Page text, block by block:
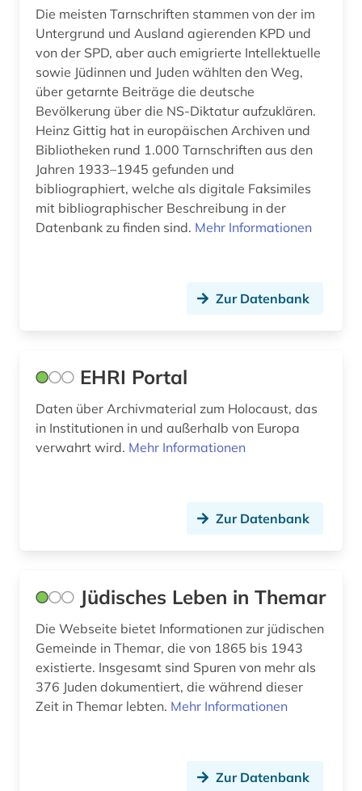
Die meisten Tarnschriften stammen von der im
Untergrund und Ausland agierenden KPD und
von der SPD, aber auch emigrierte Intellektuelle
sowie Jüdinnen und Juden wählten den Weg,
über getarnte Beiträge die deutsche
Bevölkerung über die NS-Diktatur aufzuklären.
Heinz Gittig hat in europäischen Archiven und
Bibliotheken rund 1.000 Tarnschriften aus den
Jahren 1933–1945 gefunden und
bibliographiert, welche als digitale Faksimiles
mit bibliographischer Beschreibung in der
Datenbank zu finden sind. Mehr Informationen
Zur Datenbank
EHRI Portal
Daten über Archivmaterial zum Holocaust, das
in Institutionen in und außerhalb von Europa
verwahrt wird. Mehr Informationen
Zur Datenbank
Jüdisches Leben in Themar
Die Webseite bietet Informationen zur jüdischen
Gemeinde in Themar, die von 1865 bis 1943
existierte. Insgesamt sind Spuren von mehr als
376 Juden dokumentiert, die während dieser
Zeit in Themar lebten. Mehr Informationen
Zur Datenbank